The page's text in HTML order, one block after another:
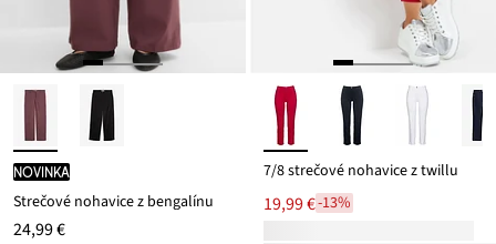
novinka
Strečové nohavice z bengalínu
24,99 €
7/8 strečové nohavice z twillu
19,99 €-13%